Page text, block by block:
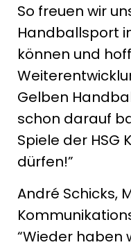
So freuen wir
Handballsport
können und
Gelben
schon darauf
Spiele der HSG
dürfen!”
André Schicks,
“Wieder haben